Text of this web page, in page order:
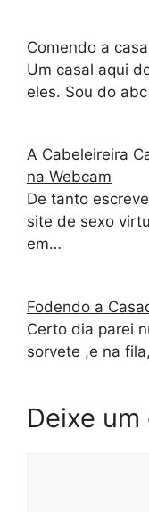
Comendo a
Um casal aqui
eles. Sou do
A Cabeleireira
na Webcam
De tanto
site de sexo
em…
Fodendo a
Certo dia parei
sorvete ,e na
Deixe